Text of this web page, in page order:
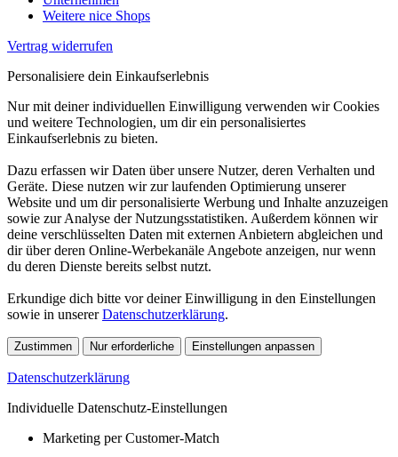
Weitere nice Shops
Vertrag widerrufen
Personalisiere dein Einkaufserlebnis
Nur mit deiner individuellen Einwilligung verwenden wir Cookies
und weitere Technologien, um dir ein personalisiertes
Einkaufserlebnis zu bieten.
Dazu erfassen wir Daten über unsere Nutzer, deren Verhalten und
Geräte. Diese nutzen wir zur laufenden Optimierung unserer
Website und um dir personalisierte Werbung und Inhalte anzuzeigen
sowie zur Analyse der Nutzungsstatistiken. Außerdem können wir
deine verschlüsselten Daten mit externen Anbietern abgleichen und
dir über deren Online-Werbekanäle Angebote anzeigen, nur wenn
du deren Dienste bereits selbst nutzt.
Erkundige dich bitte vor deiner Einwilligung in den Einstellungen
sowie in unsererDatenschutzerklärung.
Zustimmen Nur erforderliche Einstellungen anpassen
Datenschutzerklärung
Individuelle Datenschutz-Einstellungen
Marketing per Customer-Match